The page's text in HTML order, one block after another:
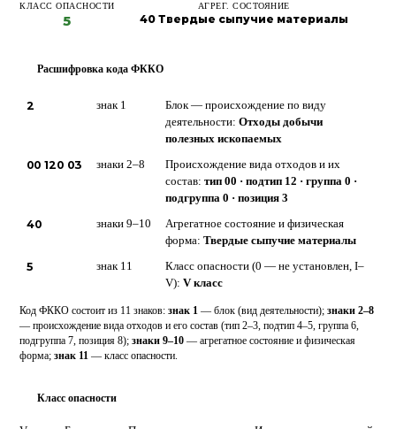
КЛАСС ОПАСНОСТИ
5
АГРЕГ. СОСТОЯНИЕ
40 Твердые сыпучие материалы
Расшифровка кода ФККО
2 знак 1
Блок — происхождение по виду
деятельности: Отходы добычи
полезных ископаемых
00 120 03 знаки 2–8
Происхождение вида отходов и их
состав: тип 00 · подтип 12 · группа 0 ·
подгруппа 0 · позиция 3
40 знаки 9–10
Агрегатное состояние и физическая
форма: Твердые сыпучие материалы
5 знак 11
Класс опасности (0 — не установлен, I–
V): V класс
Код ФККО состоит из 11 знаков: знак 1 — блок (вид деятельности); знаки 2–8
— происхождение вида отходов и его состав (тип 2–3, подтип 4–5, группа 6,
подгруппа 7, позиция 8); знаки 9–10 — агрегатное состояние и физическая
форма; знак 11 — класс опасности.
Класс опасности